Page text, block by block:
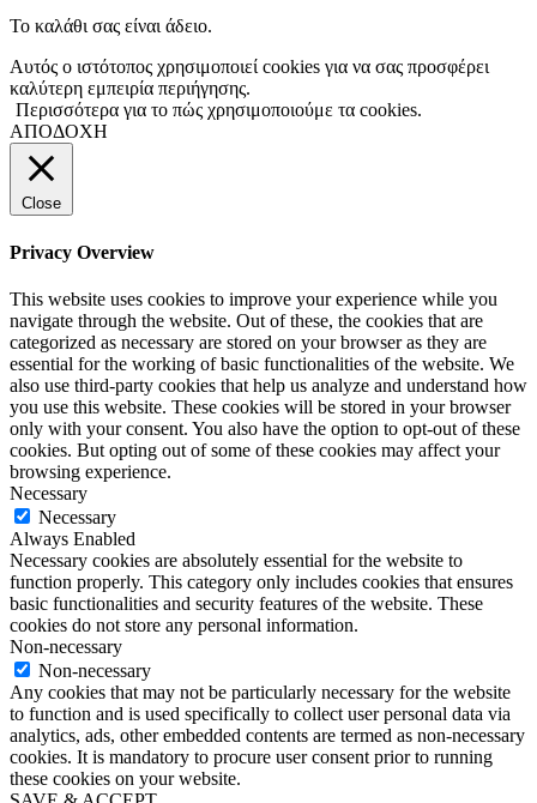
Το καλάθι σας είναι άδειο.
Αυτός ο ιστότοπος χρησιμοποιεί cookies για να σας προσφέρει
καλύτερη εμπειρία περιήγησης.
Περισσότερα για το πώς χρησιμοποιούμε τα cookies.
ΑΠΟΔΟΧΗ
Close
Privacy Overview
This website uses cookies to improve your experience while you
navigate through the website. Out of these, the cookies that are
categorized as necessary are stored on your browser as they are
essential for the working of basic functionalities of the website. We
also use third-party cookies that help us analyze and understand how
you use this website. These cookies will be stored in your browser
only with your consent. You also have the option to opt-out of these
cookies. But opting out of some of these cookies may affect your
browsing experience.
Necessary
Necessary
Always Enabled
Necessary cookies are absolutely essential for the website to
function properly. This category only includes cookies that ensures
basic functionalities and security features of the website. These
cookies do not store any personal information.
Non-necessary
Non-necessary
Any cookies that may not be particularly necessary for the website
to function and is used specifically to collect user personal data via
analytics, ads, other embedded contents are termed as non-necessary
cookies. It is mandatory to procure user consent prior to running
these cookies on your website.